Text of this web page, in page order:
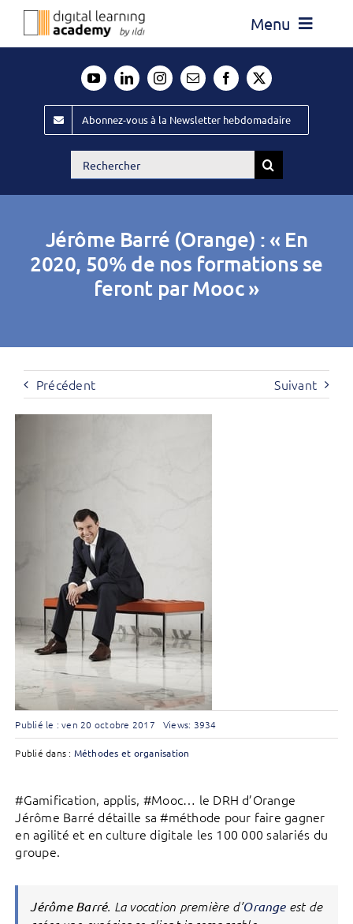
Passer
Menu
Évènements ILDI
Offres d’emploi
Publiez
Abonnez-vous à la Newsletter hebdomadaire
Rechercher:
Jérôme Barré (Orange) : « En
2020, 50% de nos formations se
feront par Mooc »
Précédent Suivant
Publié le : ven 20 octobre 2017 Views: 3934
Publié dans : Méthodes et organisation
#Gamification, applis, #Mooc… le DRH d’Orange
Jérôme Barré détaille sa #méthode pour faire gagner
en agilité et en culture digitale les 100 000 salariés du
groupe.
Jérôme Barré. La vocation première d’Orange est de